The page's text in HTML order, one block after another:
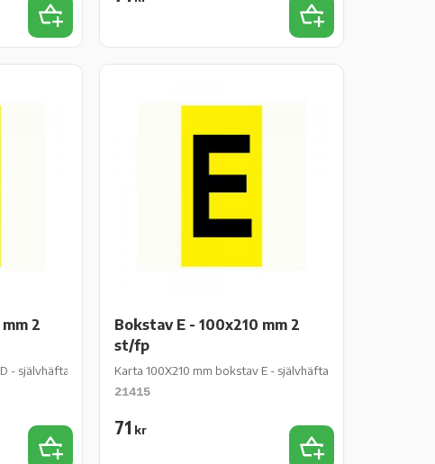
Lägg till i favoriter Lägg till i favoriter
2
- självhäftande gul vinyl - 2 st/fp
Bokstav E - 100x210 mm 2
st/fp
Karta 100X210 mm bokstav E - självhäftande gul vinyl - 2 st/
21415
71 kr